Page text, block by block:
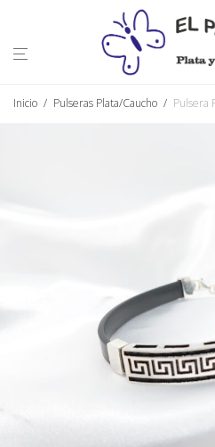
Inicio / Pulseras Plata/Caucho / Pulsera